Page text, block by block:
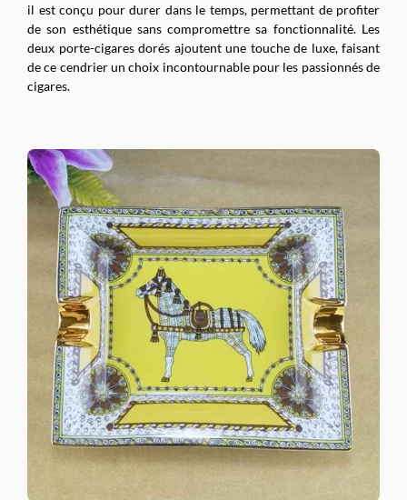
il est conçu pour durer dans le temps, permettant de profiter
de son esthétique sans compromettre sa fonctionnalité. Les
deux porte-cigares dorés ajoutent une touche de luxe, faisant
de ce cendrier un choix incontournable pour les passionnés de
cigares.